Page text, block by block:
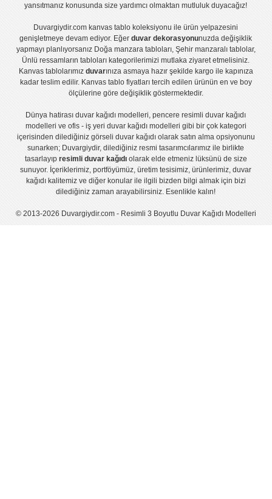
yansıtmanız konusunda size yardımcı olmaktan mutluluk duyacağız!
Duvargiydir.com kanvas tablo koleksiyonu ile ürün yelpazesini
genişletmeye devam ediyor. Eğerduvar dekorasyonunuzda değişiklik
yapmayı planlıyorsanız Doğa manzara tabloları, Şehir manzaralı tablolar,
Ünlü ressamların tabloları kategorilerimizi mutlaka ziyaret etmelisiniz.
Kanvas tablolarımız duvarınıza asmaya hazır şekilde kargo ile kapınıza
kadar teslim edilir. Kanvas tablo fiyatlarıtercih edilen ürünün en ve boy
ölçülerine göre değişiklik göstermektedir.
Dünya hatirası duvar kağıdı modelleri,pencere resimli duvar kağıdı
modelleri ve ofis - iş yeri duvar kağıdı modelleri gibi bir çok kategori
içerisinden dilediğiniz görseli duvar kağıdı olarak satın alma opsiyonunu
sunarken; Duvargiydir, dilediğiniz resmi tasarımcılarımız ile birlikte
tasarlayıp resimli duvar kağıdıolarak elde etmeniz lüksünü de size
sunuyor. İçeriklerimiz, portföyümüz, üretim tesisimiz, ürünlerimiz, duvar
kağıdı kalitemiz ve diğer konular ile ilgili bizden bilgi almak için bizi
dilediğiniz zaman arayabilirsiniz. Esenlikle kalın!
© 2013-2026 Duvargiydir.com - Resimli 3 Boyutlu Duvar Kağıdı Modelleri